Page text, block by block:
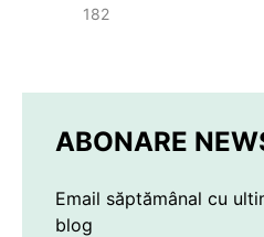
182
ABONARE
Email săptămânal cu
blog